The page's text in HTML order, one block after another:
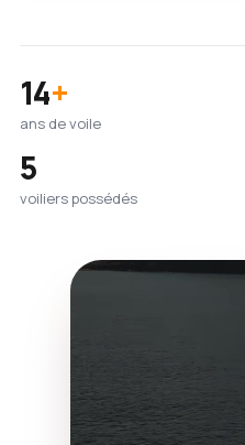
14+
ans de voile
5
voiliers possédés